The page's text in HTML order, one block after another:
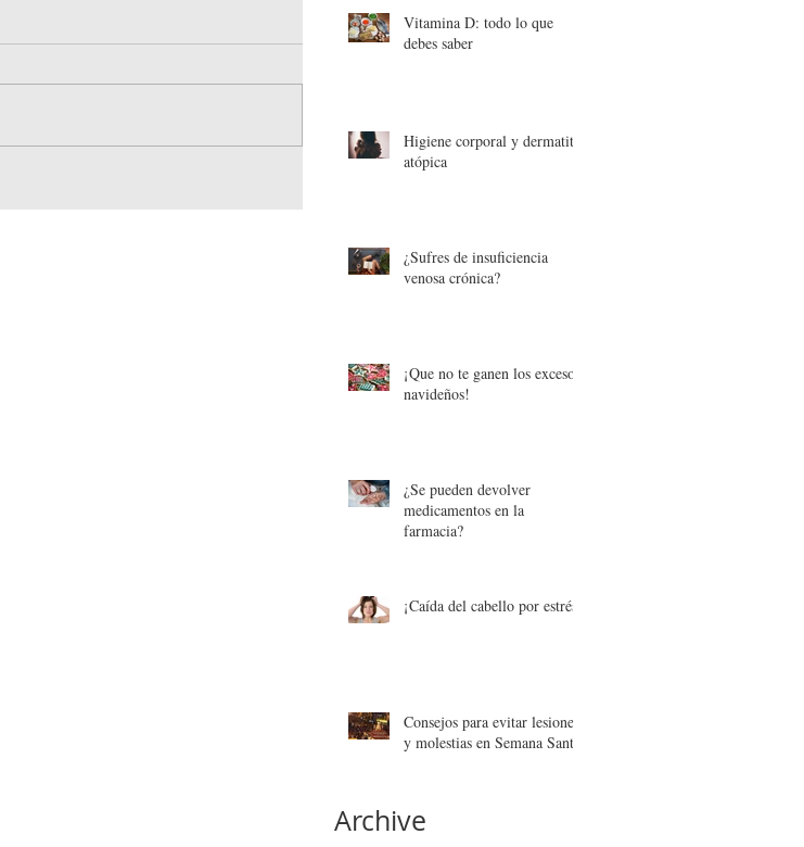
Vitamina D: todo lo que
debes saber
Higiene corporal y dermatitis
atópica
¿Sufres de insuficiencia
venosa crónica?
¡Que no te ganen los excesos
navideños!
¿Se pueden devolver
medicamentos en la
farmacia?
¡Caída del cabello por estrés!
Consejos para evitar lesiones
y molestias en Semana Santa
Archive